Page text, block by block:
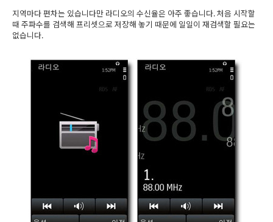
지역마다 편차는 있습니다만 라디오의 수신율은 아주 좋습니다. 처음 시작할
때 주파수를 검색해 프리셋으로 저장해 놓기 때문에 일일이 재검색할 필요는
없습니다.